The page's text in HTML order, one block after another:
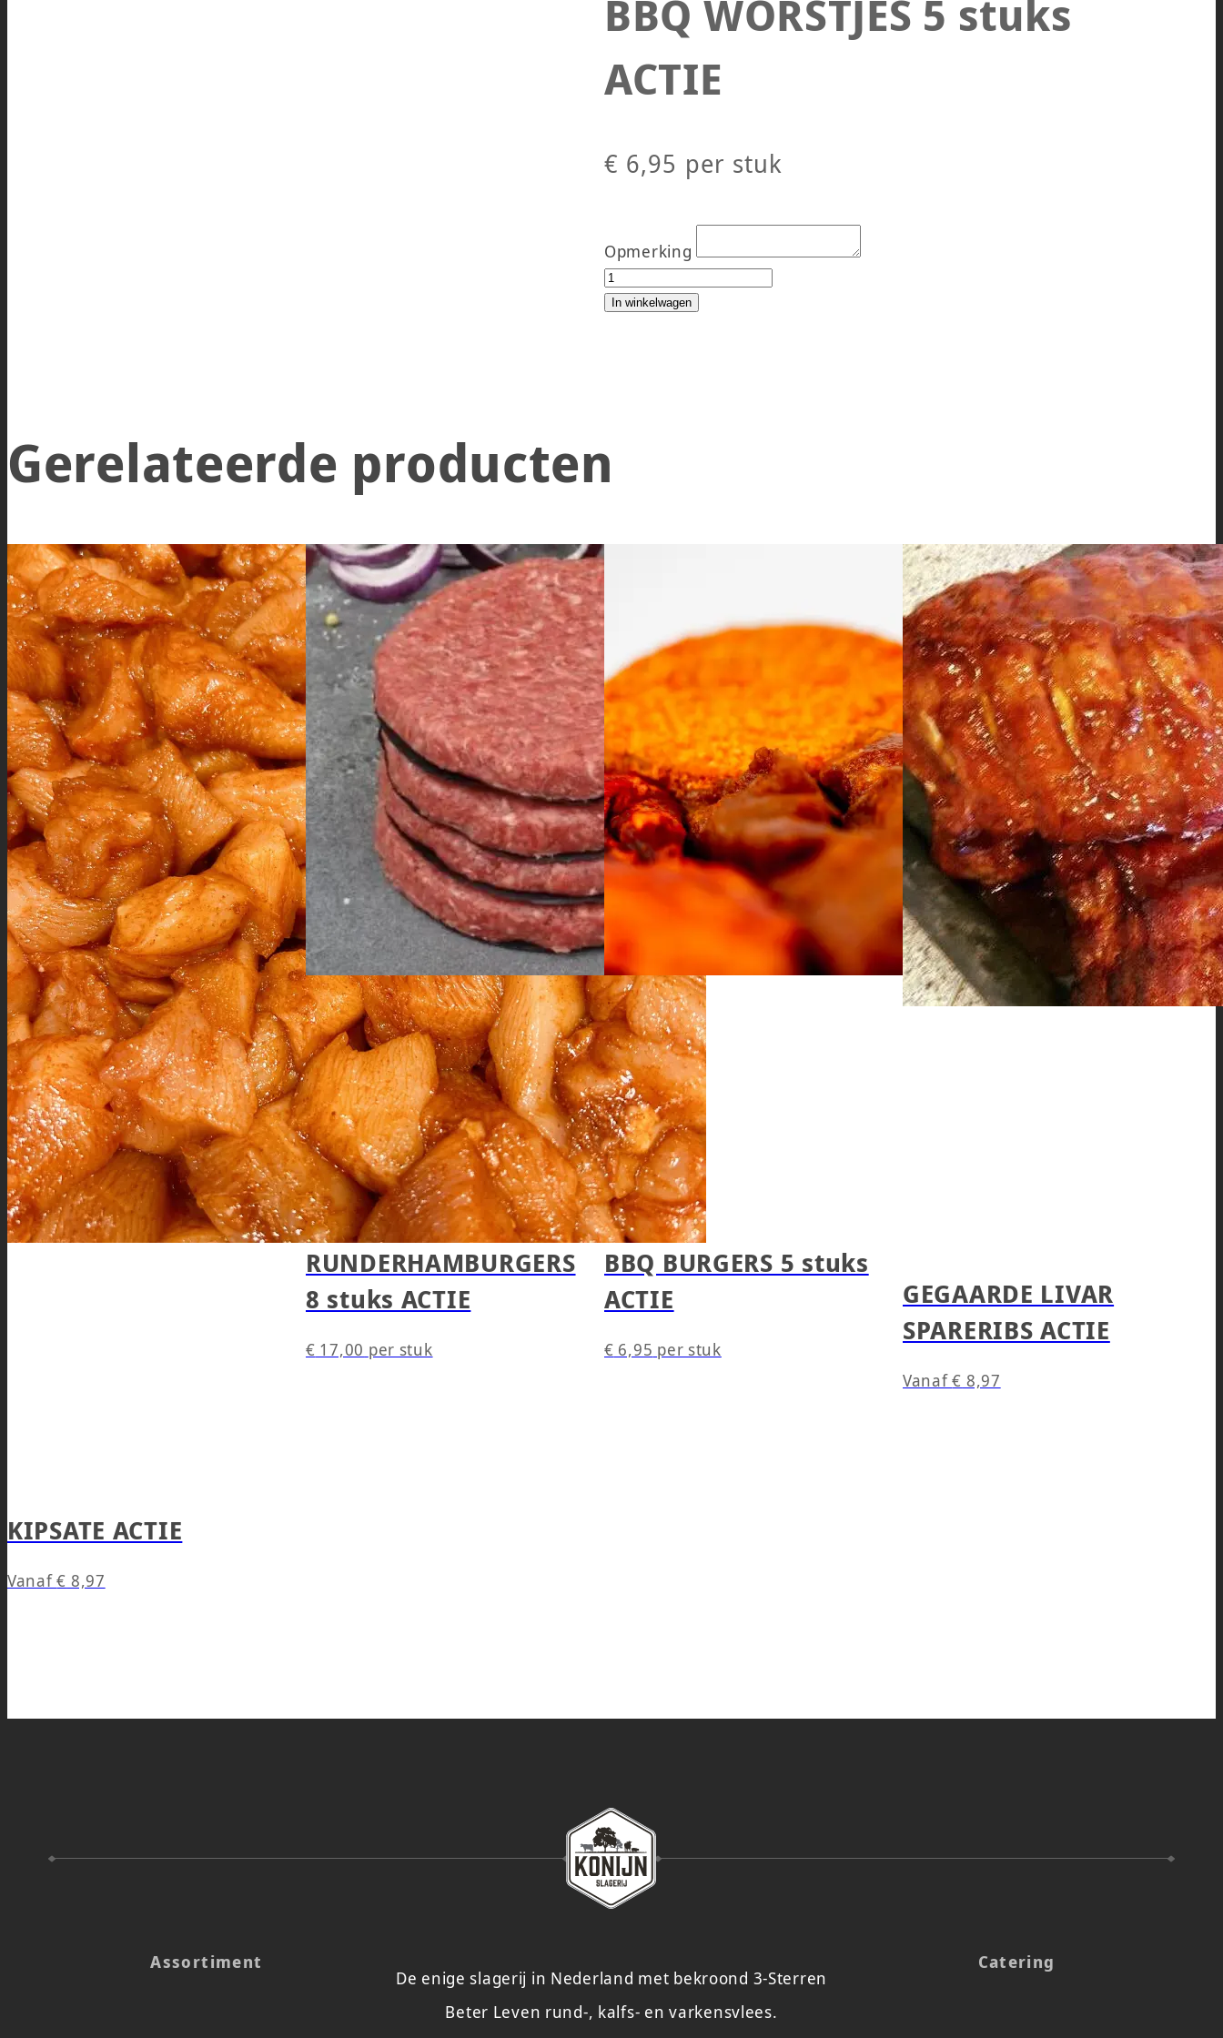
BBQ WORSTJES 5 stuks
ACTIE
€ 6,95 per stuk
Opmerking
BBQ WORSTJES 5 stuks ACTIE aantal
In winkelwagen
Gerelateerde producten
KIPSATE ACTIE
Vanaf€ 8,97
RUNDERHAMBURGERS
8 stuks ACTIE
€ 17,00 per stuk
BBQ BURGERS 5 stuks
ACTIE
€ 6,95 per stuk
GEGAARDE LIVAR
SPARERIBS ACTIE
Vanaf€ 8,97
Assortiment
De enige slagerij in Nederland met bekroond 3-Sterren
Beter Leven rund-, kalfs- en varkensvlees.
Catering